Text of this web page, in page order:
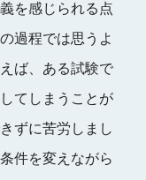
を感じられる点
過程では思うよ
ば、ある試験で
てしまうことが
ずに苦労しまし
件を変えながら